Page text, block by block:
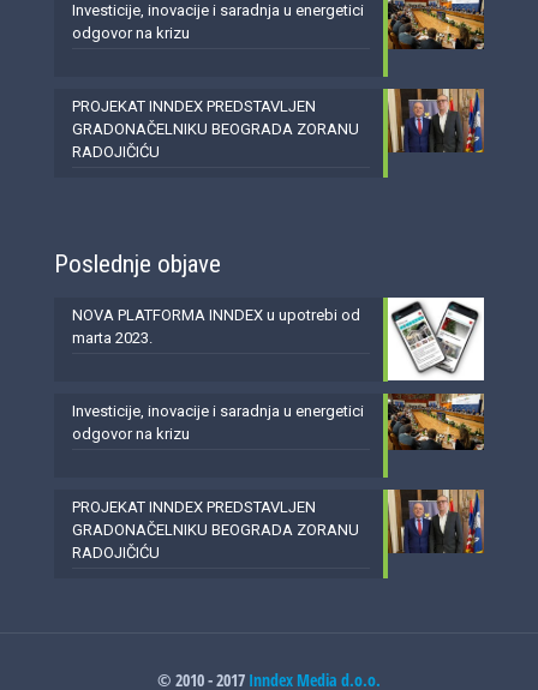
Investicije, inovacije i saradnja u energetici
odgovor na krizu
PROJEKAT INNDEX PREDSTAVLJEN
GRADONAČELNIKU BEOGRADA ZORANU
RADOJIČIĆU
Poslednje objave
NOVA PLATFORMA INNDEX u upotrebi od
marta 2023.
Investicije, inovacije i saradnja u energetici
odgovor na krizu
PROJEKAT INNDEX PREDSTAVLJEN
GRADONAČELNIKU BEOGRADA ZORANU
RADOJIČIĆU
© 2010 - 2017 Inndex Media d.o.o.